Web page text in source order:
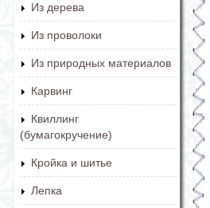
Из дерева
Из проволоки
Из природных материалов
Карвинг
Квиллинг
(бумагокручение)
Кройка и шитье
Лепка